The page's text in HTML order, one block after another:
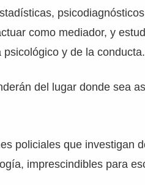
como mediador, y
y de la conducta.
del lugar donde sea
policiales que investigan
imprescindibles para